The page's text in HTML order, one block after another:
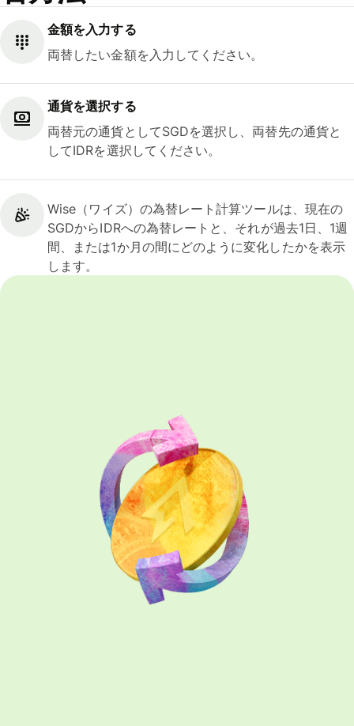
金額を入力する
両替したい金額を入力してください。
通貨を選択する
両替元の通貨としてSGDを選択し、両替先の通貨と
してIDRを選択してください。
Wise（ワイズ）の為替レート計算ツールは、現在の
SGDからIDRへの為替レートと、それが過去1日、1週
間、または1か月の間にどのように変化したかを表示
します。